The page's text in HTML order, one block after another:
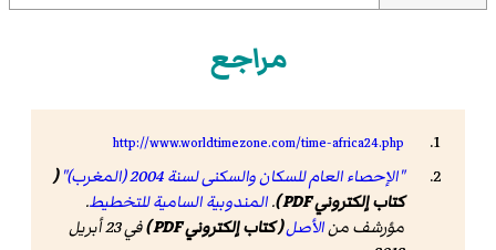
مراجع
http://www.worldtimezone.com/time-africa24.php
"الإحصاء العام للسكان والسكنى لسنة 2004 (المغرب)"
(
كتاب إلكتروني PDF )
.المندوبية السامية للتخطيط.
مؤرشف منالأصل( كتاب إلكتروني PDF )
في 23 أبريل